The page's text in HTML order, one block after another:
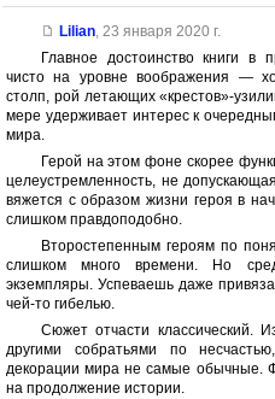
Lilian, 23 января 2020 г.
Главное достоинство книги в
чисто на уровне воображения —
столп, рой летающих «крестов»-
мере удерживает интерес к
мира.
Герой на этом фоне скорее
целеустремленность, не
вяжется с образом жизни героя в
слишком правдоподобно.
Второстепенным героям по
слишком много времени. Но
экземпляры. Успеваешь даже
чей-то гибелью.
Сюжет отчасти классический.
другими собратьями по
декорации мира не самые обычные.
на продолжение истории.